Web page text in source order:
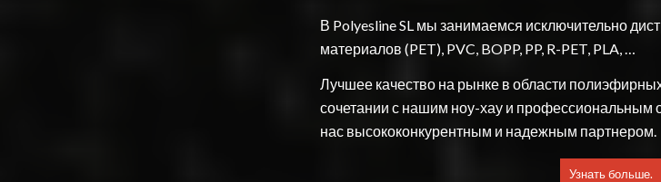
В Polyesline SL мы занимаемся исключительно
материалов (PET), PVC, BOPP, PP, R-PET, PLA, …
Лучшее качество на рынке в области
сочетании с нашим ноу-хау и профессиональным
нас высококонкурентным и надежным партнером.
Узнать больше.